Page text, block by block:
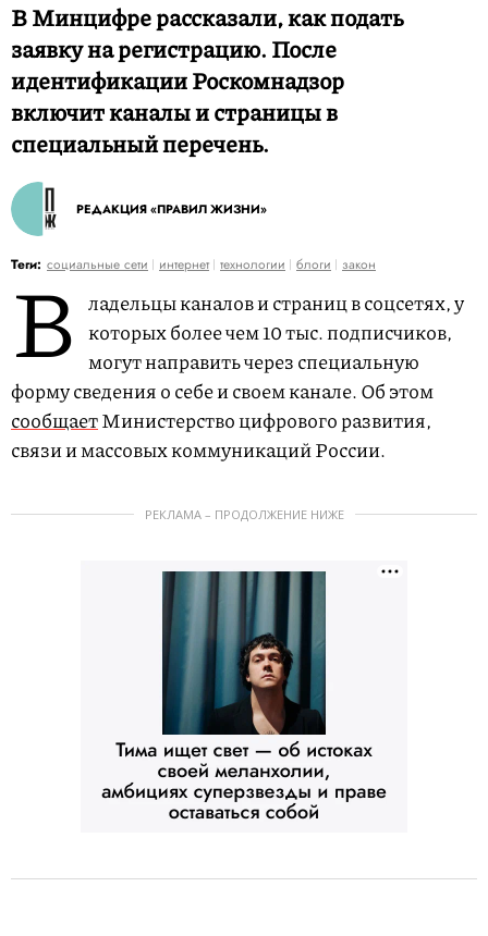
В Минцифре рассказали, как подать
заявку на регистрацию. После
идентификации Роскомнадзор
включит каналы и страницы в
специальный перечень.
РЕДАКЦИЯ «ПРАВИЛ ЖИЗНИ»
Теги: социальные сети интернет технологии блоги закон
В ладельцы каналов и страниц в соцсетях, у
которых более чем 10 тыс. подписчиков,
могут направить через специальную
форму сведения о себе и своем канале. Об этом
сообщаетМинистерство цифрового развития,
связи и массовых коммуникаций России.
РЕКЛАМА – ПРОДОЛЖЕНИЕ НИЖЕ